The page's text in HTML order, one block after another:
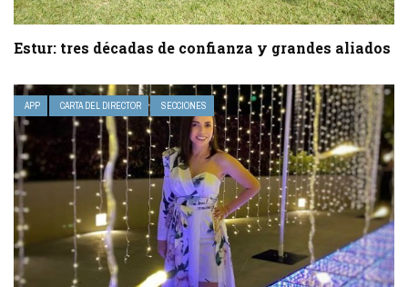
Estur: tres décadas de confianza y grandes aliados
APP CARTA DEL DIRECTOR SECCIONES